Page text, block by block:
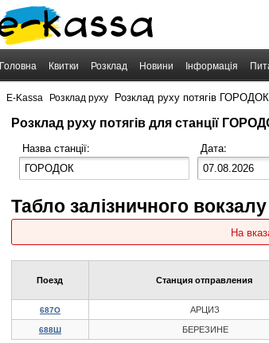
Головна Квитки Розклад Новини Інформація
E-Kassa Розклад руху Розклад руху потягів ГОРОДОК
Розклад руху потягів для станції
Назва станції: Дата:
Табло залізничного
На
Поезд Станция отправления
687О АРЦИЗ
688Ш БЕРЕЗИНЕ